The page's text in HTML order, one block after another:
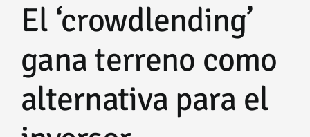
El ‘crowdlending’
gana terreno como
alternativa para el